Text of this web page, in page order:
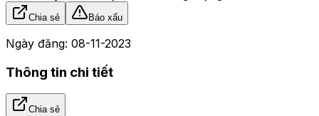
Chia sẻ Báo xấu
Ngày đăng: 08-11-2023
Thông tin chi tiết
Chia sẻ